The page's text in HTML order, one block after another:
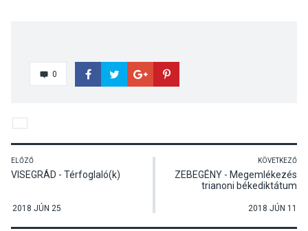
0
ELŐZŐ
VISEGRÁD - Térfoglaló(k)
2018 JÚN 25
KÖVETKEZŐ
ZEBEGÉNY - Megemlékezés
trianoni békediktátum
alkalmából
2018 JÚN 11